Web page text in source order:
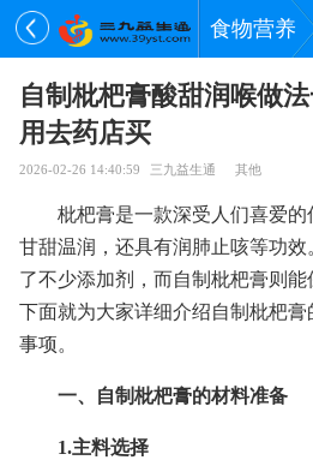
食物营养
自制枇杷膏酸甜润喉做
用去药店买
2026-02-26 14:40:59 三九益生通 其他
枇杷膏是一款深受人们喜爱
甘甜温润，还具有润肺止咳等功
了不少添加剂，而自制枇杷膏则能
下面就为大家详细介绍自制枇杷
事项。
一、自制枇杷膏的材料准备
1.主料选择